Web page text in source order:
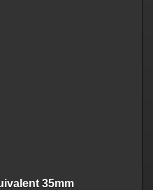
35mm